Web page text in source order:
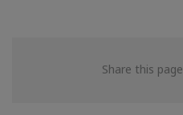
Share this page